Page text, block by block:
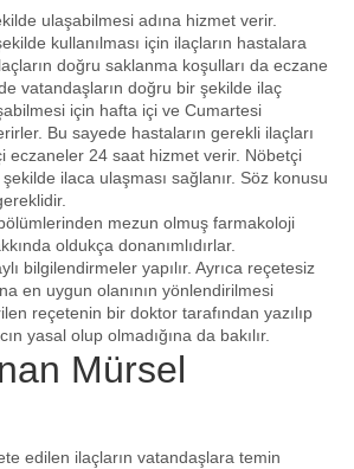
ulaşabilmesi adına hizmet verir.
kullanılması için ilaçların hastalara
doğru saklanma koşulları da eczane
vatandaşların doğru bir şekilde ilaç
için hafta içi ve Cumartesi
Bu sayede hastaların gerekli ilaçları
eczaneler 24 saat hizmet verir. Nöbetçi
ilaca ulaşması sağlanır. Söz konusu
mezun olmuş farmakoloji
oldukça donanımlıdırlar.
bilgilendirmeler yapılır. Ayrıca reçetesiz
en uygun olanının yönlendirilmesi
reçetenin bir doktor tarafından yazılıp
yasal olup olmadığına da bakılır.
Mürsel
edilen ilaçların vatandaşlara temin